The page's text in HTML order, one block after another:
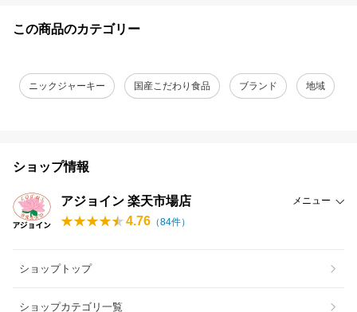
この商品のカテゴリー
ニックジャーキー 国産こだわり食品 ブランド 地域
ショップ情報
アジョイン 楽天市場店 メニュー
4.76 （84件）
ショップトップ
ショップカテゴリ一覧